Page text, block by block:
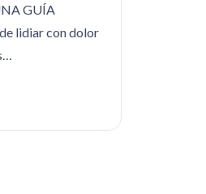
GUÍA
lidiar con dolor